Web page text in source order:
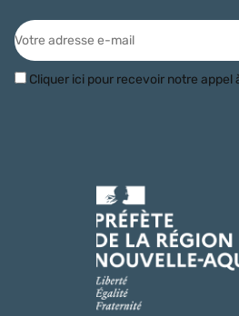
Cliquer ici pour recevoir notre